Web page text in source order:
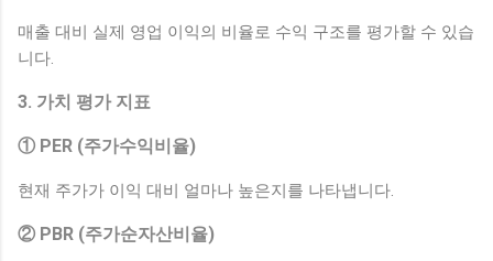
매출 대비 실제 영업 이익의 비율로 수익 구조를 평가할 수 있습
니다.
3. 가치 평가 지표
① PER (주가수익비율)
현재 주가가 이익 대비 얼마나 높은지를 나타냅니다.
② PBR (주가순자산비율)